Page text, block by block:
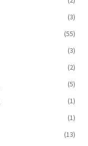
(3)
(55)
(3)
(2)
(5)
(1)
(1)
(13)